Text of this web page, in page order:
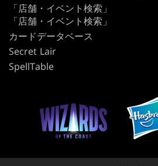
「店舗・イベント検索」
「店舗・イベント検索」
カードデータベース
Secret Lair
SpellTable